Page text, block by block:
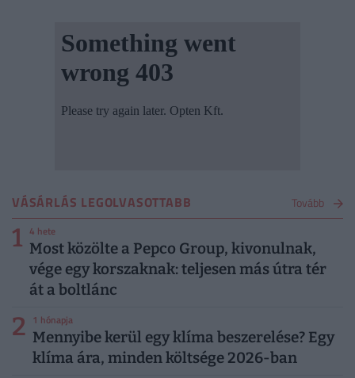
VÁSÁRLÁS LEGOLVASOTTABB Tovább
1 4 hete
Most közölte a Pepco Group, kivonulnak,
vége egy korszaknak: teljesen más útra tér
át a boltlánc
2 1 hónapja
Mennyibe kerül egy klíma beszerelése? Egy
klíma ára, minden költsége 2026-ban